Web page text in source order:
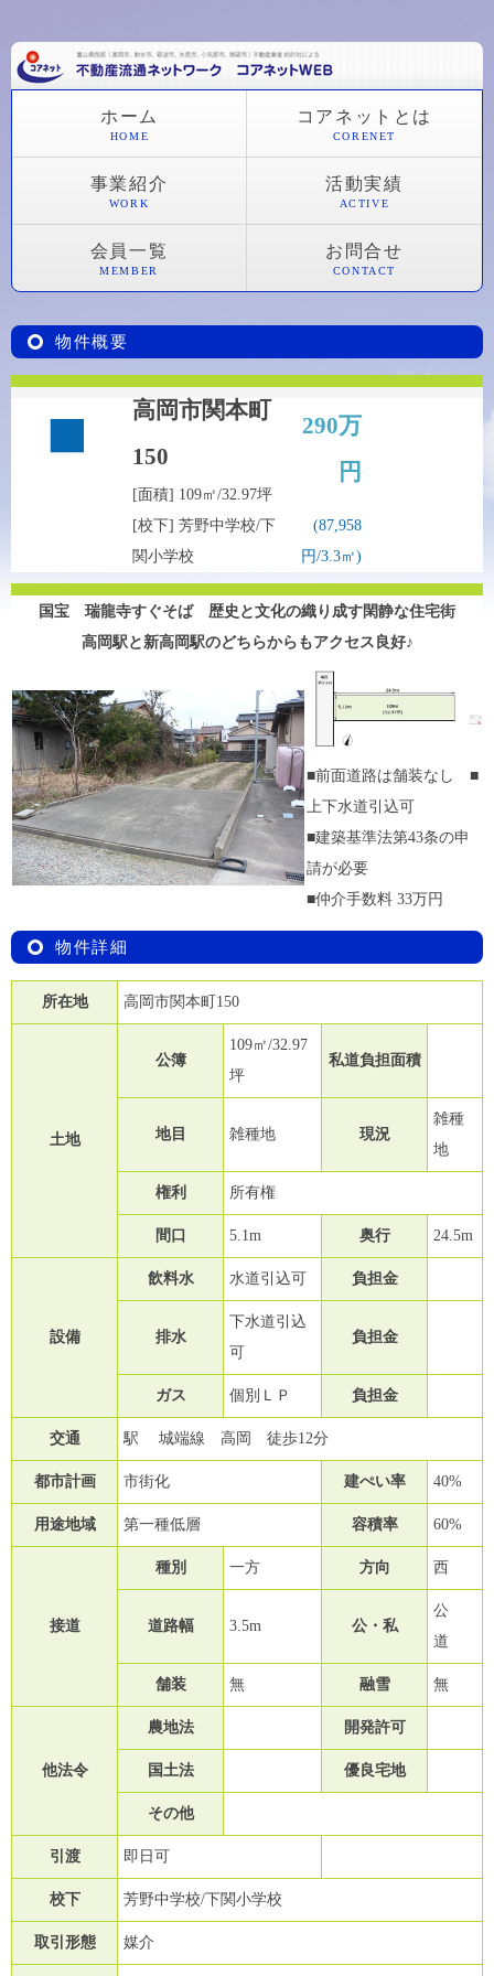
ホーム
HOME
コアネットとは
CORENET
事業紹介
WORK
活動実績
ACTIVE
会員一覧
MEMBER
お問合せ
CONTACT
物件概要
高岡市関本町
150
290万
円
[面積] 109㎡/32.97坪
[校下] 芳野中学校/下
関小学校
(87,958
円/3.3㎡)
国宝 瑞龍寺すぐそば 歴史と文化の織り成す閑静な住宅街
高岡駅と新高岡駅のどちらからもアクセス良好♪
■前面道路は舗装なし ■
上下水道引込可
■建築基準法第43条の申
請が必要
■仲介手数料 33万円
物件詳細
所在地 高岡市関本町150
土地
公簿
109㎡/32.97
坪
私道負担面積
地目 雑種地 現況
雑種
地
権利 所有権
間口 5.1m 奥行 24.5m
設備
飲料水 水道引込可 負担金
排水
下水道引込
可
負担金
ガス 個別ＬＰ 負担金
交通 駅 城端線 高岡 徒歩12分
都市計画 市街化 建ぺい率 40%
用途地域 第一種低層 容積率 60%
接道
種別 一方 方向 西
道路幅 3.5m 公・私
公
道
舗装 無 融雪 無
他法令
農地法 開発許可
国土法 優良宅地
その他
引渡 即日可
校下 芳野中学校/下関小学校
取引形態 媒介